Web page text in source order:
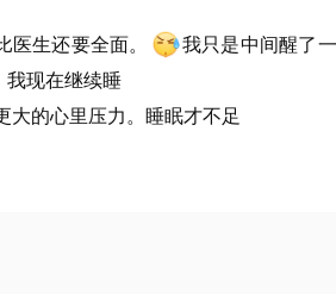
生还要全面。
我只是中间醒了
我现在继续睡
大的心里压力。睡眠才不足